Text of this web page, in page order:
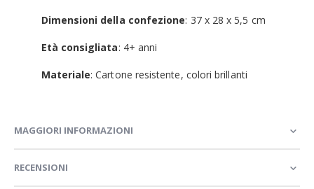
Dimensioni della confezione: 37 x 28 x 5,5 cm
Età consigliata: 4+ anni
Materiale: Cartone resistente, colori brillanti
MAGGIORI INFORMAZIONI
RECENSIONI